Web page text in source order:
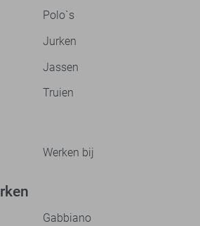
Polo`s
Jurken
Jassen
Truien
Werken bij
Gabbiano